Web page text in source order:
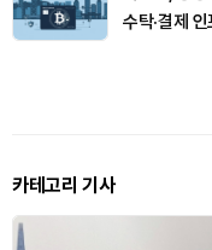
수탁·결제
카테고리 기사